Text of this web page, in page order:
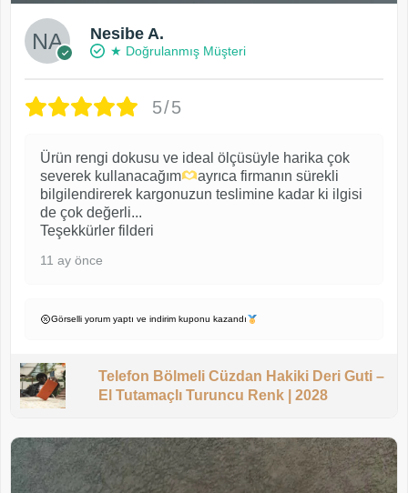
Nesibe A.
★ Doğrulanmış Müşteri
5/5
Ürün rengi dokusu ve ideal ölçüsüyle harika çok
severek kullanacağım
ayrıca firmanın sürekli
bilgilendirerek kargonuzun teslimine kadar ki ilgisi
de çok değerli...
Teşekkürler filderi
11 ay önce
Görselli yorum yaptı ve indirim kuponu kazandı
Telefon Bölmeli Cüzdan Hakiki Deri Guti –
El Tutamaçlı Turuncu Renk | 2028